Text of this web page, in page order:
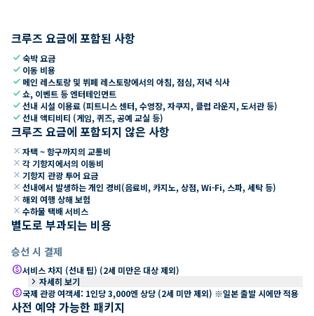
크루즈 요금에 포함된 사항
check숙박 요금
check 이동 비용
check 메인 레스토랑 및 뷔페 레스토랑에서의 아침, 점심, 저녁 식사
check쇼, 이벤트 등 엔터테인먼트
check선내 시설 이용료 (피트니스 센터, 수영장, 자쿠지, 클럽 라운지, 도서관 등)
check선내 액티비티 (게임, 퀴즈, 공예 교실 등)
크루즈 요금에 포함되지 않은 사항
close 자택 ~ 항구까지의 교통비
close 각 기항지에서의 이동비
close 기항지 관광 투어 요금
close 선내에서 발생하는 개인 경비(음료비, 카지노, 상점, Wi-Fi, 스파, 세탁 등)
close 해외 여행 상해 보험
close 수하물 택배 서비스
별도로 부과되는 비용
승선 시 결제
paid서비스 차지 (선내 팁) (2세 미만은 대상 제외)
keyboard_arrow_right 자세히 보기
paid국제 관광 여객세: 1인당 3,000엔 상당 (2세 미만 제외) ※일본 출발 시에만 적용
사전 예약 가능한 패키지